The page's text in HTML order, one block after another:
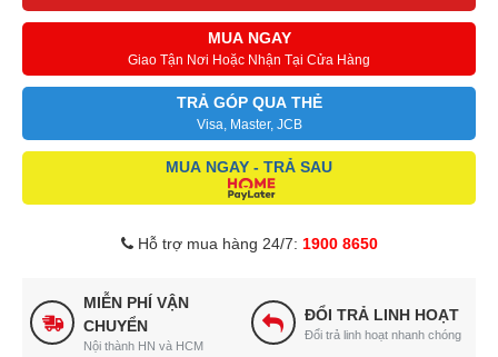
MUA NGAY
Giao Tận Nơi Hoặc Nhận Tại Cửa Hàng
TRẢ GÓP QUA THẺ
Visa, Master, JCB
MUA NGAY - TRẢ SAU
Hỗ trợ mua hàng 24/7: 1900 8650
MIỄN PHÍ VẬN
CHUYỂN
Nội thành HN và HCM
ĐỔI TRẢ LINH HOẠT
Đổi trả linh hoạt nhanh chóng